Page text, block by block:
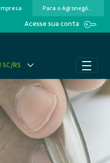
Para o Agronegócio
Acesse sua conta
RS